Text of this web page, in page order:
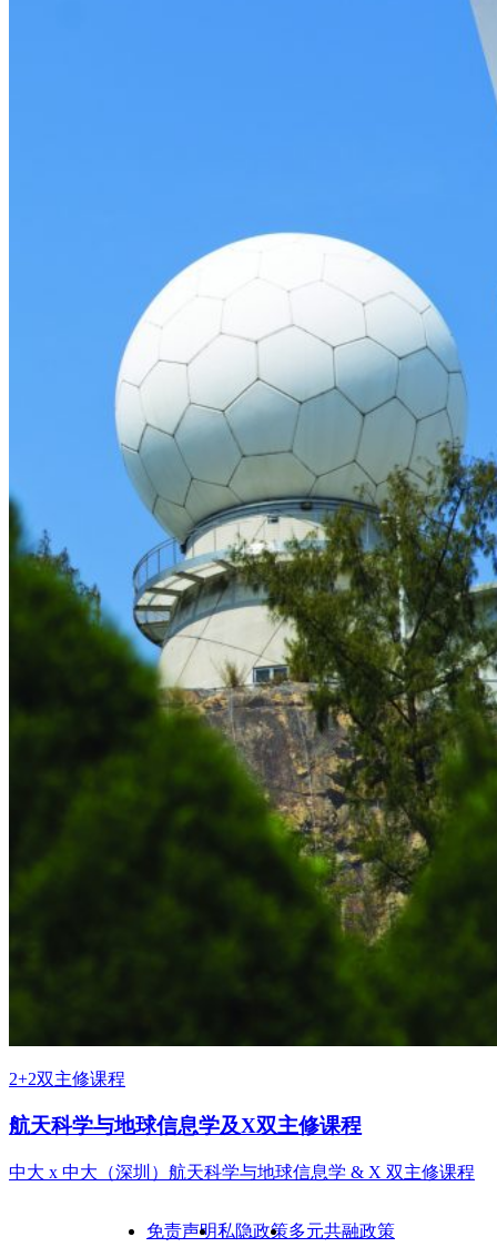
2+2双主修课程
航天科学与地球信息学及X双主修课程
中大 x 中大（深圳）航天科学与地球信息学 & X 双主修课程
免责声明私隐政策多元共融政策